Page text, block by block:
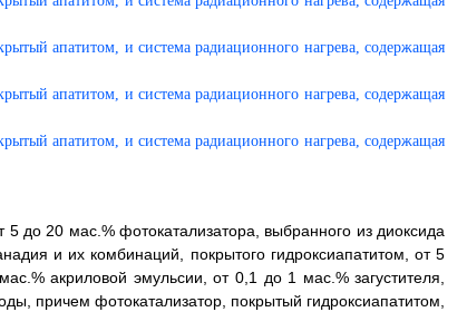
до 20 мас.% фотокатализатора, выбранного из диоксида
и их комбинаций, покрытого гидроксиапатитом, от 5
акриловой эмульсии, от 0,1 до 1 мас.% загустителя,
причем фотокатализатор, покрытый гидроксиапатитом,